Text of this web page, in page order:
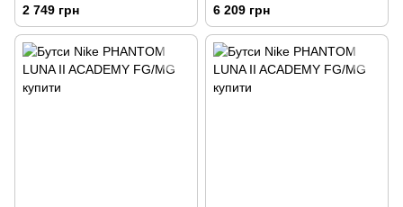
2 749 грн 6 209 грн